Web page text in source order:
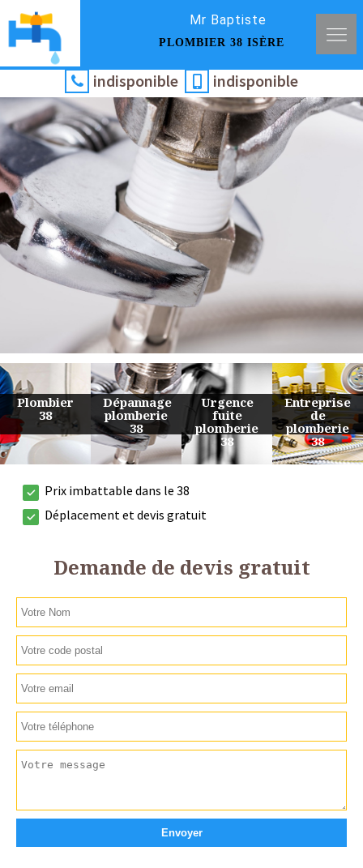
Mr Baptiste
PLOMBIER 38 ISÈRE
indisponible indisponible
Urgence
fuite
plomberie
38
Entreprise
de
plomberie
38
Travaux
de
plomberie
38
Devis
plomberie
38
Prix imbattable dans le 38
Déplacement et devis gratuit
Demande de devis gratuit